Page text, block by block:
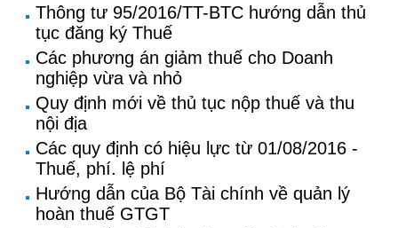
Thông tư 95/2016/TT-BTC hướng dẫn thủ
tục đăng ký Thuế
Các phương án giảm thuế cho Doanh
nghiệp vừa và nhỏ
Quy định mới về thủ tục nộp thuế và thu
nội địa
Các quy định có hiệu lực từ 01/08/2016 -
Thuế, phí. lệ phí
Hướng dẫn của Bộ Tài chính về quản lý
hoàn thuế GTGT